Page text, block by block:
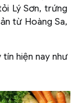
Lý Sơn, trứng
từ Hoàng Sa,
hiện nay như